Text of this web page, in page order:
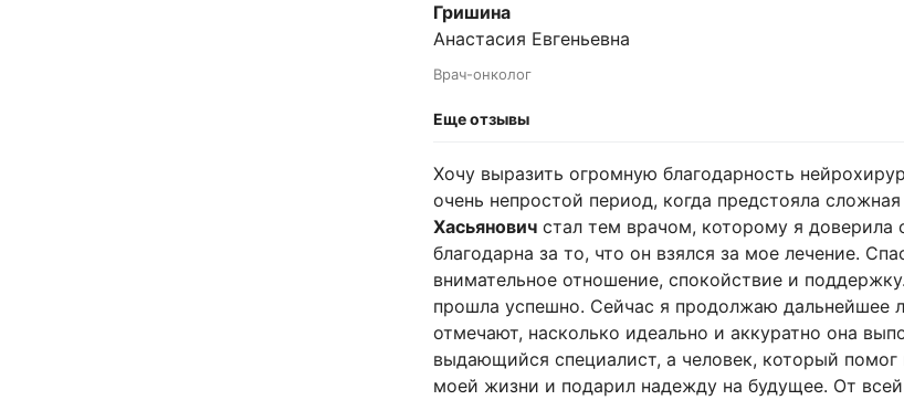
Гришина
Анастасия Евгеньевна
Врач-онколог
Еще отзывы
Хочу выразить огромную благодарность
очень непростой период, когда предстояла
Хасьяновичстал тем врачом, которому я доверила
благодарна за то, что он взялся за мое лечение.
внимательное отношение, спокойствие и
прошла успешно. Сейчас я продолжаю дальнейшее
отмечают, насколько идеально и аккуратно она
выдающийся специалист, а человек, который
моей жизни и подарил надежду на будущее. От